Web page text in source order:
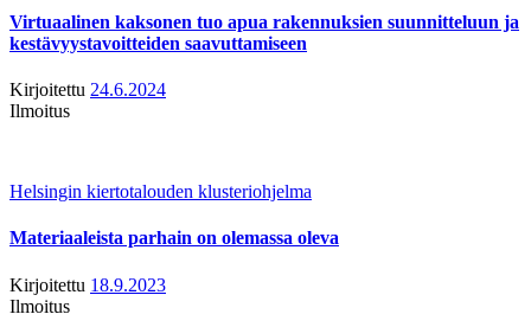
Virtuaalinen kaksonen tuo apua rakennuksien suunnitteluun ja
kestävyystavoitteiden saavuttamiseen
Kirjoitettu 24.6.2024
Ilmoitus
Helsingin kiertotalouden klusteriohjelma
Materiaaleista parhain on olemassa oleva
Kirjoitettu 18.9.2023
Ilmoitus